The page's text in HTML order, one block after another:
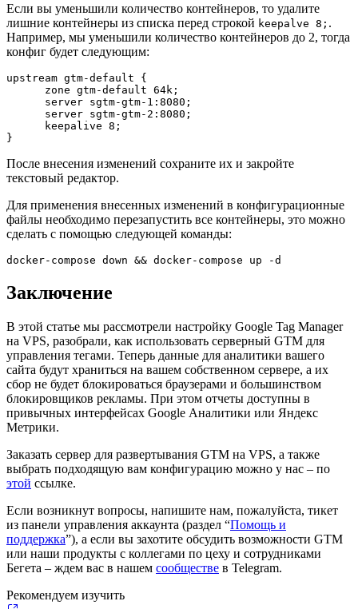
Если вы уменьшили количество контейнеров, то удалите
лишние контейнеры из списка перед строкой keepalve 8; .
Например, мы уменьшили количество контейнеров до 2, тогда
конфиг будет следующим:
upstream gtm-default {
      zone gtm-default 64k;
      server sgtm-gtm-1:8080;
      server sgtm-gtm-2:8080;
      keepalive 8;
}
После внесения изменений сохраните их и закройте
текстовый редактор.
Для применения внесенных изменений в конфигурационные
файлы необходимо перезапустить все контейнеры, это можно
сделать с помощью следующей команды:
docker-compose down && docker-compose up -d
Заключение
В этой статье мы рассмотрели настройку Google Tag Manager
на VPS, разобрали, как использовать серверный GTM для
управления тегами. Теперь данные для аналитики вашего
сайта будут храниться на вашем собственном сервере, а их
сбор не будет блокироваться браузерами и большинством
блокировщиков рекламы. При этом отчеты доступны в
привычных интерфейсах Google Аналитики или Яндекс
Метрики.
Заказать сервер для развертывания GTM на VPS, а также
выбрать подходящую вам конфигурацию можно у нас – по
этой ссылке.
Если возникнут вопросы, напишите нам, пожалуйста, тикет
из панели управления аккаунта (раздел “Помощь и
поддержка”), а если вы захотите обсудить возможности GTM
или наши продукты с коллегами по цеху и сотрудниками
Бегета – ждем вас в нашем сообществе в Telegram.
Рекомендуем изучить